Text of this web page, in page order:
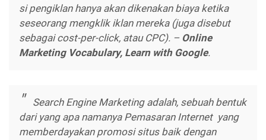
si pengiklan hanya akan dikenakan biaya ketika
seseorang mengklik iklan mereka (juga disebut
sebagai cost-per-click, atau CPC). – Online
Marketing Vocabulary, Learn with Google.
Search Engine Marketing adalah, sebuah bentuk
dari yang apa namanya Pemasaran Internet yang
memberdayakan promosi situs baik dengan